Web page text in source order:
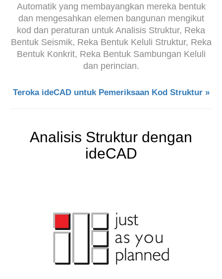
Automatik yang membayangkan mereka bentuk
dan mengesahkan elemen bangunan mengikut
kod dan peraturan untuk Analisis Struktur, Reka
Bentuk Seismik, Reka Bentuk Keluli Struktur, Reka
Bentuk Konkrit, Reka Bentuk Sambungan Keluli
dan perincian.
Teroka ideCAD untuk Pemeriksaan Kod Struktur »
Analisis Struktur dengan
ideCAD